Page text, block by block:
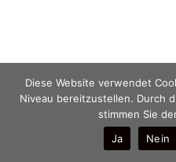
Diese Website verwendet
Niveau bereitzustellen. Durch
stimmen Sie
Ja
Nein